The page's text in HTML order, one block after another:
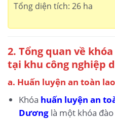
Tổng diện tích: 26 ha
2. Tổng quan về
tại khu công nghiệp
a. Huấn luyện an toàn
Khóa huấn luyện an
Dươnglà một khóa đào